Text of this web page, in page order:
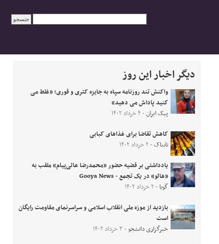
دیگر اخبار این روز
واکنش تند روزنامه سپاه به جایزه کتری و قوری؛ «غلط می
کنید پاداش می دهید»
پیک ایران- ۴ خرداد ۱۴۰۲
کاهش تقاضا برای غذاهای کبابی
تابناک- ۲ خرداد ۱۴۰۲
یادداشتی بر قضیه حضور «محمدرضا عالی‌پیام» ملقب به
«هالو» در یک تجمع - Gooya News
گویا - ۲ خرداد ۱۴۰۲
بازدید از موزه ملی انقلاب اسلامی و سراسرنمای مقاومت رایگان
است
خبرگزاری دانشجو- ۳ خرداد ۱۴۰۲